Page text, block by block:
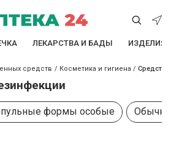
ЛЕКАРСТВА И БАДЫ ИЗДЕЛИЯ
средств / Косметика и гигиена /
формы особые